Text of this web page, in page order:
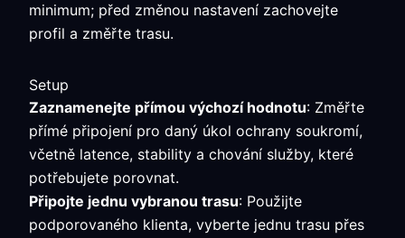
minimum; před změnou nastavení zachovejte
profil a změřte trasu.
Setup
Zaznamenejte přímou výchozí hodnotu: Změřte
přímé připojení pro daný úkol ochrany soukromí,
včetně latence, stability a chování služby, které
potřebujete porovnat.
Připojte jednu vybranou trasu: Použijte
podporovaného klienta, vyberte jednu trasu přes